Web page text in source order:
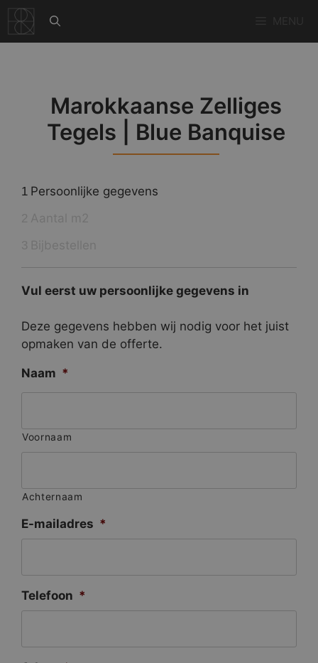
naar
de
Marokkaanse Zelliges
Tegels | Blue Banquise
1 Persoonlijke gegevens
Vul eerst uw persoonlijke gegevens in
Deze gegevens hebben wij nodig voor het juist
opmaken van de offerte.
Naam *
Voornaam
Achternaam
E-mailadres *
Telefoon *